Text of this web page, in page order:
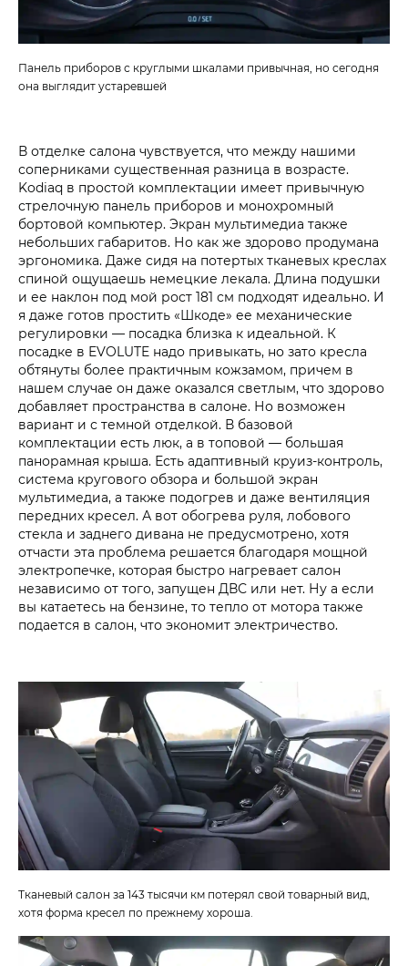
Панель приборов с круглыми шкалами привычная, но сегодня
она выглядит устаревшей
В отделке салона чувствуется, что между нашими
соперниками существенная разница в возрасте.
Kodiaq в простой комплектации имеет привычную
стрелочную панель приборов и монохромный
бортовой компьютер. Экран мультимедиа также
небольших габаритов. Но как же здорово продумана
эргономика. Даже сидя на потертых тканевых креслах
спиной ощущаешь немецкие лекала. Длина подушки
и ее наклон под мой рост 181 см подходят идеально. И
я даже готов простить «Шкоде» ее механические
регулировки — посадка близка к идеальной. К
посадке в EVOLUTE надо привыкать, но зато кресла
обтянуты более практичным кожзамом, причем в
нашем случае он даже оказался светлым, что здорово
добавляет пространства в салоне. Но возможен
вариант и с темной отделкой. В базовой
комплектации есть люк, а в топовой — большая
панорамная крыша. Есть адаптивный круиз-контроль,
система кругового обзора и большой экран
мультимедиа, а также подогрев и даже вентиляция
передних кресел. А вот обогрева руля, лобового
стекла и заднего дивана не предусмотрено, хотя
отчасти эта проблема решается благодаря мощной
электропечке, которая быстро нагревает салон
независимо от того, запущен ДВС или нет. Ну а если
вы катаетесь на бензине, то тепло от мотора также
подается в салон, что экономит электричество.
Тканевый салон за 143 тысячи км потерял свой товарный вид,
хотя форма кресел по прежнему хороша.